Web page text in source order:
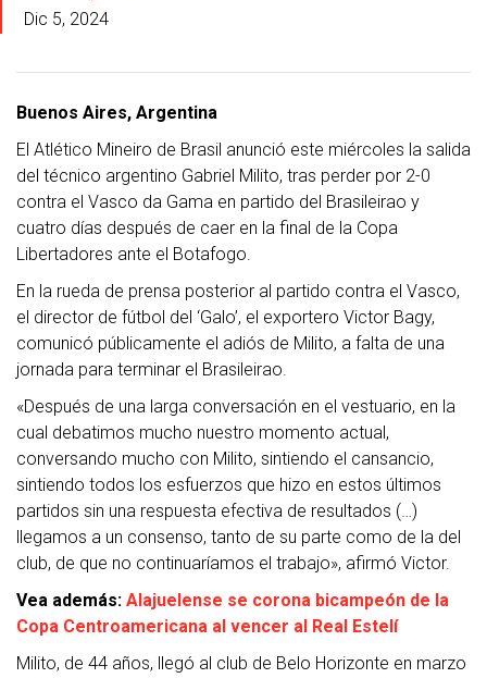
Dic 5, 2024
Buenos Aires, Argentina
El Atlético Mineiro de Brasil anunció este miércoles la salida
del técnico argentino Gabriel Milito, tras perder por 2-0
contra el Vasco da Gama en partido del Brasileirao y
cuatro días después de caer en la final de la Copa
Libertadores ante el Botafogo.
En la rueda de prensa posterior al partido contra el Vasco,
el director de fútbol del ‘Galo’, el exportero Victor Bagy,
comunicó públicamente el adiós de Milito, a falta de una
jornada para terminar el Brasileirao.
«Después de una larga conversación en el vestuario, en la
cual debatimos mucho nuestro momento actual,
conversando mucho con Milito, sintiendo el cansancio,
sintiendo todos los esfuerzos que hizo en estos últimos
partidos sin una respuesta efectiva de resultados (…)
llegamos a un consenso, tanto de su parte como de la del
club, de que no continuaríamos el trabajo», afirmó Victor.
Vea además: Alajuelense se corona bicampeón de la
Copa Centroamericana al vencer al Real Estelí
Milito, de 44 años, llegó al club de Belo Horizonte en marzo